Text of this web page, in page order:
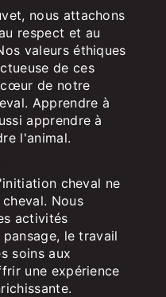
nous attachons
respect et au
valeurs éthiques
de ces
cœur de notre
Apprendre à
apprendre à
l'animal.
cheval ne
Nous
activités
le travail
soins aux
une expérience